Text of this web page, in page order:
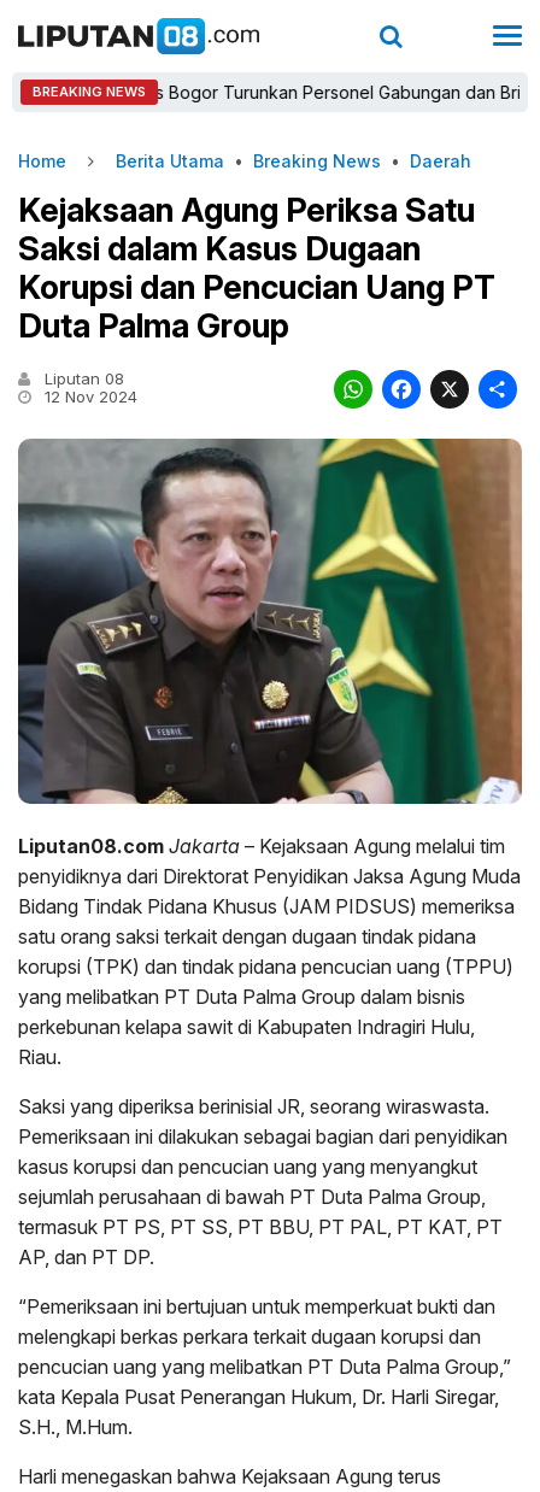
BREAKING NEWS
Kapolres Bogor Turunkan Personel Gabungan dan Brimob,
Home Berita Utama • Breaking News • Daerah
Kejaksaan Agung Periksa Satu
Saksi dalam Kasus Dugaan
Korupsi dan Pencucian Uang PT
Duta Palma Group
Liputan 08
12 Nov 2024
X
Liputan08.com Jakarta – Kejaksaan Agung melalui tim
penyidiknya dari Direktorat Penyidikan Jaksa Agung Muda
Bidang Tindak Pidana Khusus (JAM PIDSUS) memeriksa
satu orang saksi terkait dengan dugaan tindak pidana
korupsi (TPK) dan tindak pidana pencucian uang (TPPU)
yang melibatkan PT Duta Palma Group dalam bisnis
perkebunan kelapa sawit di Kabupaten Indragiri Hulu,
Riau.
Saksi yang diperiksa berinisial JR, seorang wiraswasta.
Pemeriksaan ini dilakukan sebagai bagian dari penyidikan
kasus korupsi dan pencucian uang yang menyangkut
sejumlah perusahaan di bawah PT Duta Palma Group,
termasuk PT PS, PT SS, PT BBU, PT PAL, PT KAT, PT
AP, dan PT DP.
“Pemeriksaan ini bertujuan untuk memperkuat bukti dan
melengkapi berkas perkara terkait dugaan korupsi dan
pencucian uang yang melibatkan PT Duta Palma Group,”
kata Kepala Pusat Penerangan Hukum, Dr. Harli Siregar,
S.H., M.Hum.
Harli menegaskan bahwa Kejaksaan Agung terus